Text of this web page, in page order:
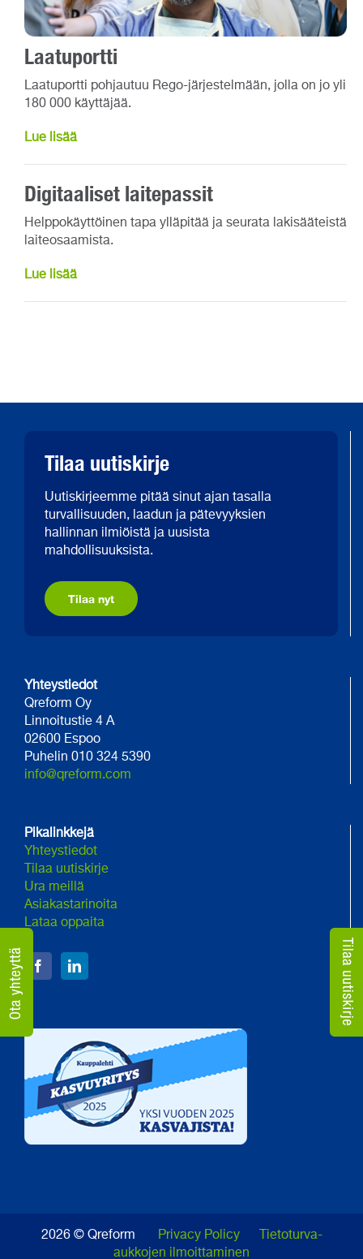
Laatuportti
Laatuportti pohjautuu Rego-järjestelmään, jolla on jo yli
180 000 käyttäjää.
Lue lisää
Digitaaliset laitepassit
Helppokäyttöinen tapa ylläpitää ja seurata lakisääteistä
laiteosaamista.
Lue lisää
Tilaa uutiskirje
Uutiskirjeemme pitää sinut ajan tasalla
turvallisuuden, laadun ja pätevyyksien
hallinnan ilmiöistä ja uusista
mahdollisuuksista.
Tilaa nyt
Yhteystiedot
Qreform Oy
Linnoitustie 4 A
02600 Espoo
Puhelin 010 324 5390
info@qreform.com
Pikalinkkejä
Yhteystiedot
Tilaa uutiskirje
Ura meillä
Asiakastarinoita
Lataa oppaita
2026 © Qreform Privacy Policy
Tietoturva-
aukkojen ilmoittaminen